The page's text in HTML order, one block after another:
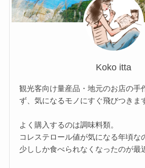
Koko itta
観光客向け量産品・地元のお店の手
ず、気になるモノにすぐ飛びつきま
よく購入するのは調味料類。
コレステロール値が気になる年頃な
少ししか食べられなくなったのが最